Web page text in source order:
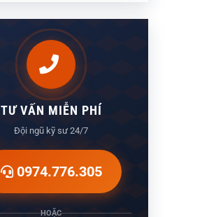
TƯ VẤN MIỄN PHÍ
Đội ngũ kỹ sư 24/7
0974.776.305
HOẶC